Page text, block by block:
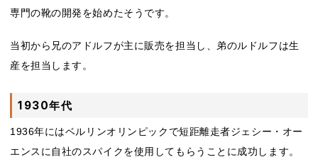
専門の靴の開発を始めたそうです。
当初から兄のアドルフが主に販売を担当し、弟のルドルフは生
産を担当します。
1930年代
1936年にはベルリンオリンピックで短距離走者ジェシー・オー
エンスに自社のスパイクを使用してもらうことに成功します。